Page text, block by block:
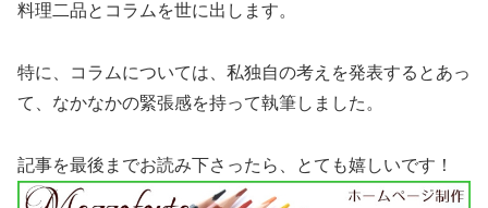
料理二品とコラムを世に出します。
特に、コラムについては、私独自の考えを発表するとあっ
て、なかなかの緊張感を持って執筆しました。
記事を最後までお読み下さったら、とても嬉しいです！